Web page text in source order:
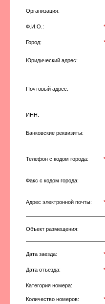
Организация:
Ф.И.О.: *
Город: *
Юридический адрес:
Почтовый адрес:
ИНН:
Банковские реквизиты:
Телефон с кодом города: *
Факс с кодом города:
Адрес электронной почты: *
Объект размещения:
Дата заезда: *
Дата отъезда: *
Категория номера:
Количество номеров: *